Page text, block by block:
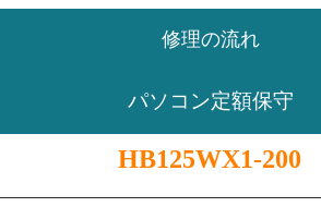
修理の流れ
パソコン定額保守
HB125WX1-200